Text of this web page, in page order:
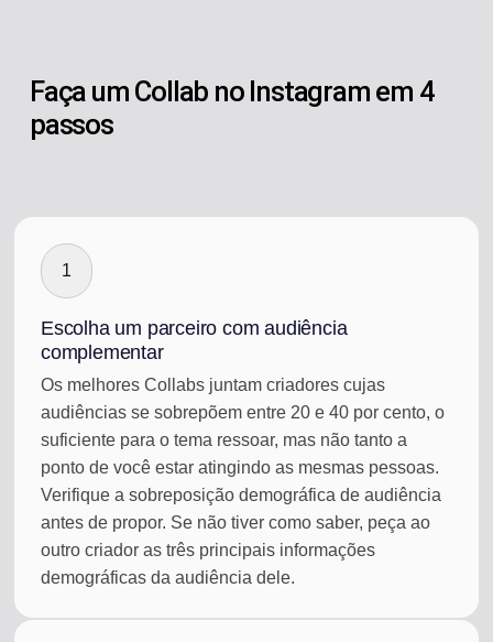
Faça um Collab no Instagram em 4
passos
1
Escolha um parceiro com audiência
complementar
Os melhores Collabs juntam criadores cujas
audiências se sobrepõem entre 20 e 40 por cento, o
suficiente para o tema ressoar, mas não tanto a
ponto de você estar atingindo as mesmas pessoas.
Verifique a sobreposição demográfica de audiência
antes de propor. Se não tiver como saber, peça ao
outro criador as três principais informações
demográficas da audiência dele.